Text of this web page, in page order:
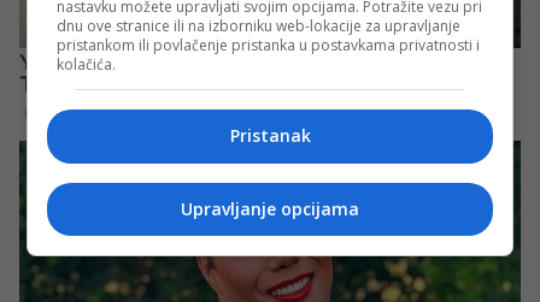
nastavku možete upravljati svojim opcijama. Potražite vezu pri
dnu ove stranice ili na izborniku web-lokacije za upravljanje
pristankom ili povlačenje pristanka u postavkama privatnosti i
kolačića.
Pristanak
Upravljanje opcijama